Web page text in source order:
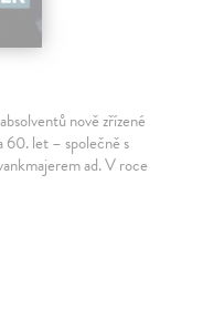
nově zřízené
let – společně s
ad. V roce